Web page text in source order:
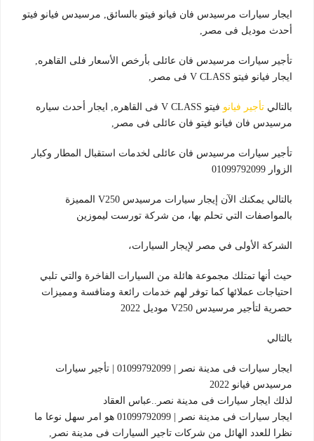
ايجار سيارات مرسيدس فان فيانو فيتو بالسائق, مرسيدس فيانو فيتو
أحدث موديل فى مصر,
تأجير سيارات مرسيدس فان عائلى بأرخص الأسعار فلى القاهره,
ايجار فيانو فيتو V CLASS فى مصر,
بالتالي تأجير فيانو
فيتو V CLASS فى القاهره, ايجار أحدث سياره
مرسيدس فان فيانو فيتو فان عائلى فى مصر,
تأجير سيارات مرسيدس فان عائلى لخدمات استقبال المطار وكبار
الزوار 01099792099
بالتالي يمكنك الآن إيجار سيارات مرسيدس V250 المميزة
بالمواصفات التي تحلم بها، من شركة تورست ليموزين
الشركة الأولى في مصر لإيجار السيارات،
حيث أنها تمتلك مجموعة هائلة من السيارات الفاخرة والتي تلبي
احتياجات عملائها كما توفر لهم خدمات رائعة ومنافسة ومميزات
حصرية لتأجير مرسيدس V250 موديل 2022
بالتالي
ايجار سيارات فى مدينة نصر | 01099792099 | تأجير سيارات
مرسيدس فيانو 2022
لذلك ايجار سيارات فى مدينة نصر..عباس العقاد
ايجار سيارات فى مدينة نصر | 01099792099 هو امر سهل نوعا ما
نظرا للعدد الهائل من شركات تاجير السيارات فى مدينة نصر,